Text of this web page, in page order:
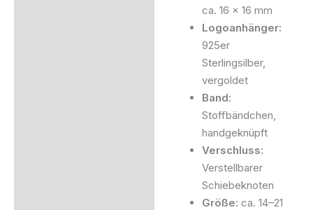
ca. 16 x 16 mm
Logoanhänger:
925er
Sterlingsilber,
vergoldet
Band:
Stoffbändchen,
handgeknüpft
Verschluss:
Verstellbarer
Schiebeknoten
Größe: ca. 14–21